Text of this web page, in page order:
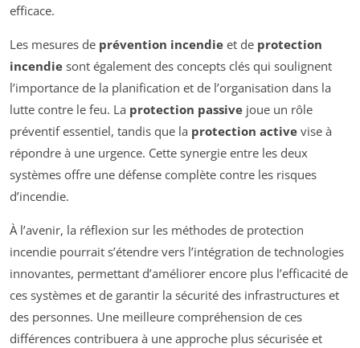
efficace.
Les mesures de prévention incendie et de protection
incendie sont également des concepts clés qui soulignent
l’importance de la planification et de l’organisation dans la
lutte contre le feu. La protection passive joue un rôle
préventif essentiel, tandis que la protection active vise à
répondre à une urgence. Cette synergie entre les deux
systèmes offre une défense complète contre les risques
d’incendie.
À l’avenir, la réflexion sur les méthodes de protection
incendie pourrait s’étendre vers l’intégration de technologies
innovantes, permettant d’améliorer encore plus l’efficacité de
ces systèmes et de garantir la sécurité des infrastructures et
des personnes. Une meilleure compréhension de ces
différences contribuera à une approche plus sécurisée et